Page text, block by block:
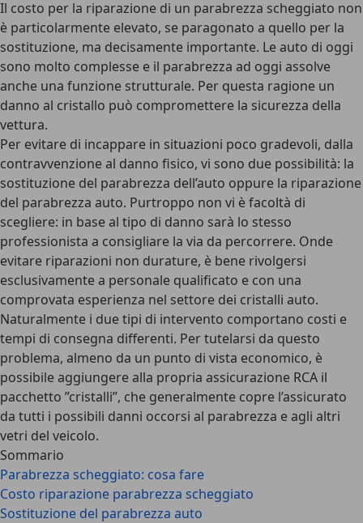
Il costo per la riparazione di un parabrezza scheggiato non
è particolarmente elevato, se paragonato a quello per la
sostituzione, ma decisamente importante. Le auto di oggi
sono molto complesse e il parabrezza ad oggi assolve
anche una funzione strutturale. Per questa ragione un
danno al cristallo può compromettere la sicurezza della
vettura.
Per evitare di incappare in situazioni poco gradevoli, dalla
contravvenzione al danno fisico, vi sono due possibilità: la
sostituzione del parabrezza dell’auto oppure la riparazione
del parabrezza auto. Purtroppo non vi è facoltà di
scegliere: in base al tipo di danno sarà lo stesso
professionista a consigliare la via da percorrere. Onde
evitare riparazioni non durature, è bene rivolgersi
esclusivamente a personale qualificato e con una
comprovata esperienza nel settore dei cristalli auto.
Naturalmente i due tipi di intervento comportano costi e
tempi di consegna differenti. Per tutelarsi da questo
problema, almeno da un punto di vista economico, è
possibile aggiungere alla propria assicurazione RCA il
pacchetto ”cristalli”, che generalmente copre l’assicurato
da tutti i possibili danni occorsi al parabrezza e agli altri
vetri del veicolo.
Sommario
Parabrezza scheggiato: cosa fare
Costo riparazione parabrezza scheggiato
Sostituzione del parabrezza auto